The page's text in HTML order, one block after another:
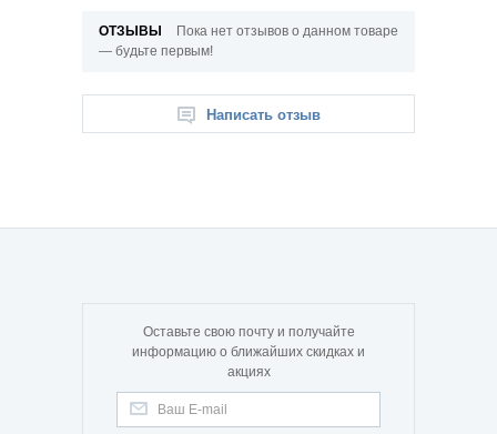
ОТЗЫВЫ
Пока нет отзывов о данном товаре
— будьте первым!
Написать отзыв
Оставьте свою почту и получайте
информацию о ближайших скидках и
акциях